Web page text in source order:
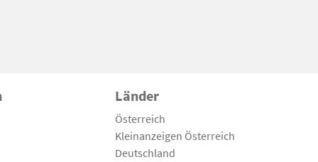
Länder
Österreich
Kleinanzeigen Österreich
Deutschland